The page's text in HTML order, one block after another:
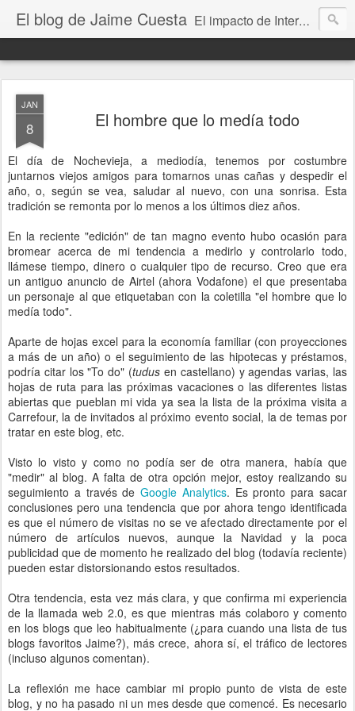
El blog de Jaime Cuesta El impacto de Internet en la sociedad visto con mis propios ojos
JAN
8 El hombre que lo medía todo
El día de Nochevieja, a mediodía, tenemos por costumbre
juntarnos viejos amigos para tomarnos unas cañas y despedir el
año, o, según se vea, saludar al nuevo, con una sonrisa. Esta
tradición se remonta por lo menos a los últimos diez años.
En la reciente "edición" de tan magno evento hubo ocasión para
bromear acerca de mi tendencia a medirlo y controlarlo todo,
llámese tiempo, dinero o cualquier tipo de recurso. Creo que era
un antiguo anuncio de Airtel (ahora Vodafone) el que presentaba
un personaje al que etiquetaban con la coletilla "el hombre que lo
medía todo".
Aparte de hojas excel para la economía familiar (con proyecciones
a más de un año) o el seguimiento de las hipotecas y préstamos,
podría citar los "To do" (tudus en castellano) y agendas varias, las
hojas de ruta para las próximas vacaciones o las diferentes listas
abiertas que pueblan mi vida ya sea la lista de la próxima visita a
Carrefour, la de invitados al próximo evento social, la de temas por
tratar en este blog, etc.
Visto lo visto y como no podía ser de otra manera, había que
"medir" al blog. A falta de otra opción mejor, estoy realizando su
seguimiento a través deGoogle Analytics. Es pronto para sacar
conclusiones pero una tendencia que por ahora tengo identificada
es que el número de visitas no se ve afectado directamente por el
número de artículos nuevos, aunque la Navidad y la poca
publicidad que de momento he realizado del blog (todavía reciente)
pueden estar distorsionando estos resultados.
Otra tendencia, esta vez más clara, y que confirma mi experiencia
de la llamada web 2.0, es que mientras más colaboro y comento
en los blogs que leo habitualmente (¿para cuando una lista de tus
blogs favoritos Jaime?), más crece, ahora sí, el tráfico de lectores
(incluso algunos comentan).
La reflexión me hace cambiar mi propio punto de vista de este
blog, y no ha pasado ni un mes desde que comencé. Es necesario